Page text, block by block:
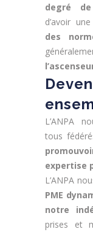
degré
d’avoir
des
L’ANPA
tous
expertise
L’ANPA
PME
notre
prises et